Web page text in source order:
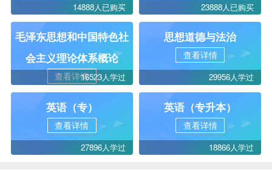
14888人已购买 23888人已购买
毛泽东思想和中国特色社
会主义理论体系概论
查看详情16523人学过
思想道德与法治
查看详情
29956人学过
英语（专）
查看详情
27896人学过
英语（专升本）
查看详情
18866人学过